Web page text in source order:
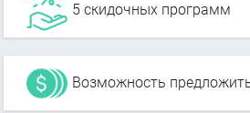
5 скидочных программ
Возможность